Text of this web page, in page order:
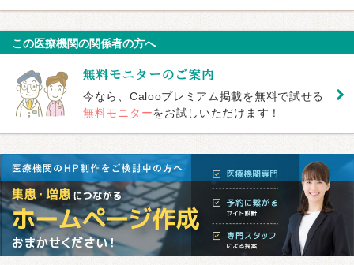
この医療機関の関係者の方へ
今なら、Calooプレミアム掲載を無料で試せる
無料モニターをお試しいただけます！